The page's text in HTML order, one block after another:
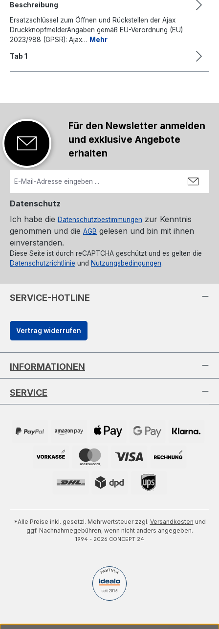
Beschreibung
Ersatzschlüssel zum Öffnen und Rückstellen der Ajax
DruckknopfmelderAngaben gemäß EU-Verordnung (EU)
2023/988 (GPSR): Ajax… Mehr
Tab 1
Für den Newsletter anmelden
und exklusive Angebote
erhalten
Datenschutz
Ich habe die Datenschutzbestimmungen zur Kenntnis
genommen und die AGB gelesen und bin mit ihnen
einverstanden.
Diese Seite ist durch reCAPTCHA geschützt und es gelten die
Datenschutzrichtlinie und Nutzungsbedingungen.
SERVICE-HOTLINE
Vertrag widerrufen
INFORMATIONEN
SERVICE
*Alle Preise inkl. gesetzl. Mehrwertsteuer zzgl. Versandkosten und
ggf. Nachnahmegebühren, wenn nicht anders angegeben.
1994 - 2026 CONCEPT 24